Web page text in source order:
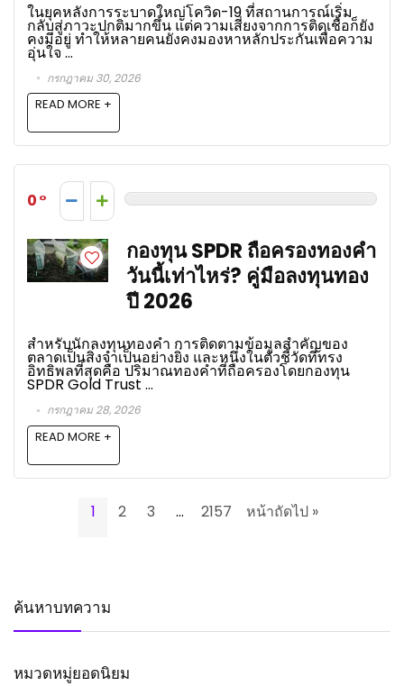
ในยุคหลังการระบาดใหญ่โควิด-19 ที่สถานการณ์เริ่ม
กลับสู่ภาวะปกติมากขึ้น แต่ความเสี่ยงจากการติดเชื้อก็ยัง
คงมีอยู่ ทำให้หลายคนยังคงมองหาหลักประกันเพื่อความ
อุ่นใจ ...
กรกฎาคม 30, 2026
READ MORE +
0
กองทุน SPDR ถือครองทองคำ
วันนี้เท่าไหร่? คู่มือลงทุนทอง
ปี 2026
สำหรับนักลงทุนทองคำ การติดตามข้อมูลสำคัญของ
ตลาดเป็นสิ่งจำเป็นอย่างยิ่ง และหนึ่งในตัวชี้วัดที่ทรง
อิทธิพลที่สุดคือ ปริมาณทองคำที่ถือครองโดยกองทุน
SPDR Gold Trust ...
กรกฎาคม 28, 2026
READ MORE +
1 2 3 … 2157 หน้าถัดไป »
ค้นหาบทความ
หมวดหมู่ยอดนิยม